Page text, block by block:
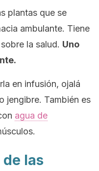
plantas que se
ambulante. Tiene
la salud. Uno
en infusión, ojalá
jengibre. También es
agua de
las